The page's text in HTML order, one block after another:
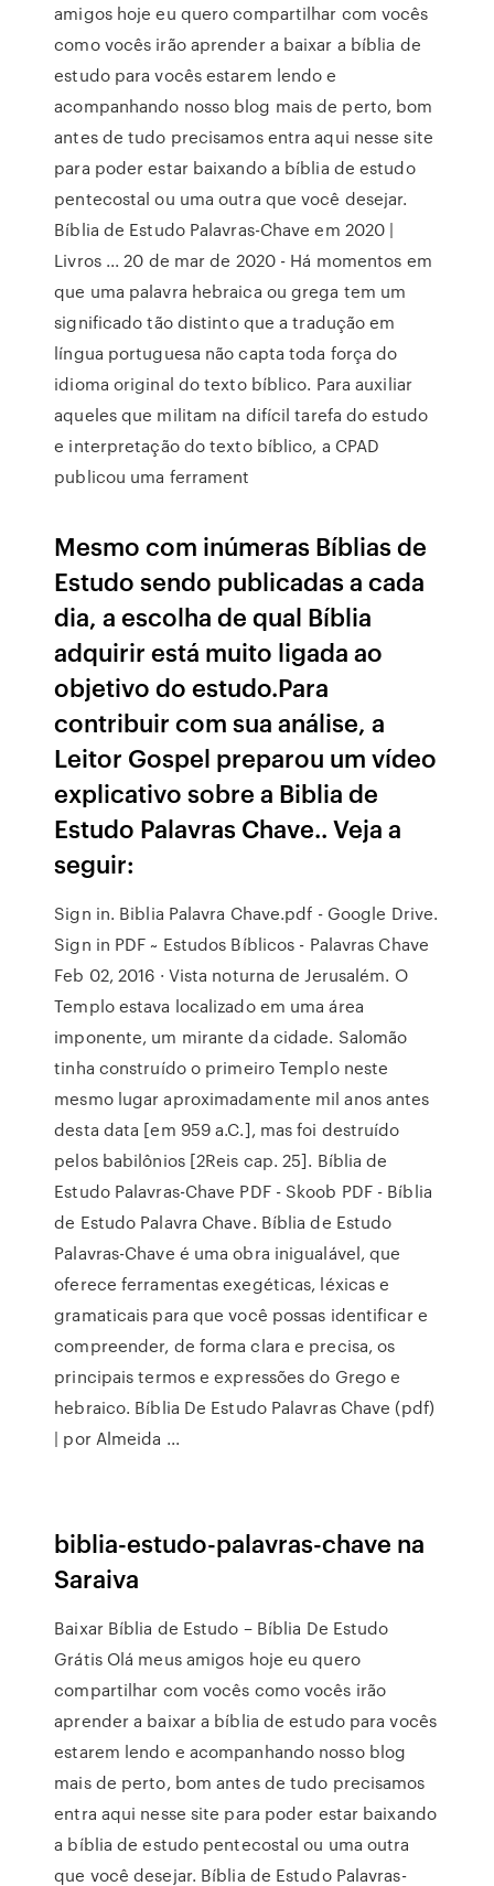
amigos hoje eu quero compartilhar com vocês
como vocês irão aprender a baixar a bíblia de
estudo para vocês estarem lendo e
acompanhando nosso blog mais de perto, bom
antes de tudo precisamos entra aqui nesse site
para poder estar baixando a bíblia de estudo
pentecostal ou uma outra que você desejar.
Bíblia de Estudo Palavras-Chave em 2020 |
Livros ... 20 de mar de 2020 - Há momentos em
que uma palavra hebraica ou grega tem um
significado tão distinto que a tradução em
língua portuguesa não capta toda força do
idioma original do texto bíblico. Para auxiliar
aqueles que militam na difícil tarefa do estudo
e interpretação do texto bíblico, a CPAD
publicou uma ferrament
Mesmo com inúmeras Bíblias de
Estudo sendo publicadas a cada
dia, a escolha de qual Bíblia
adquirir está muito ligada ao
objetivo do estudo.Para
contribuir com sua análise, a
Leitor Gospel preparou um vídeo
explicativo sobre a Biblia de
Estudo Palavras Chave.. Veja a
seguir:
Sign in. Biblia Palavra Chave.pdf - Google Drive.
Sign in PDF ~ Estudos Bíblicos - Palavras Chave
Feb 02, 2016 · Vista noturna de Jerusalém. O
Templo estava localizado em uma área
imponente, um mirante da cidade. Salomão
tinha construído o primeiro Templo neste
mesmo lugar aproximadamente mil anos antes
desta data [em 959 a.C.], mas foi destruído
pelos babilônios [2Reis cap. 25]. Bíblia de
Estudo Palavras-Chave PDF - Skoob PDF - Bíblia
de Estudo Palavra Chave. Bíblia de Estudo
Palavras-Chave é uma obra inigualável, que
oferece ferramentas exegéticas, léxicas e
gramaticais para que você possas identificar e
compreender, de forma clara e precisa, os
principais termos e expressões do Grego e
hebraico. Bíblia De Estudo Palavras Chave (pdf)
| por Almeida ...
biblia-estudo-palavras-chave na
Saraiva
Baixar Bíblia de Estudo – Bíblia De Estudo
Grátis Olá meus amigos hoje eu quero
compartilhar com vocês como vocês irão
aprender a baixar a bíblia de estudo para vocês
estarem lendo e acompanhando nosso blog
mais de perto, bom antes de tudo precisamos
entra aqui nesse site para poder estar baixando
a bíblia de estudo pentecostal ou uma outra
que você desejar. Bíblia de Estudo Palavras-